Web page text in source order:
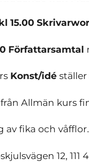
15.00
Författarsamtal
Konst/idé ställer
Allmän kurs
av fika och våfflor.
12,